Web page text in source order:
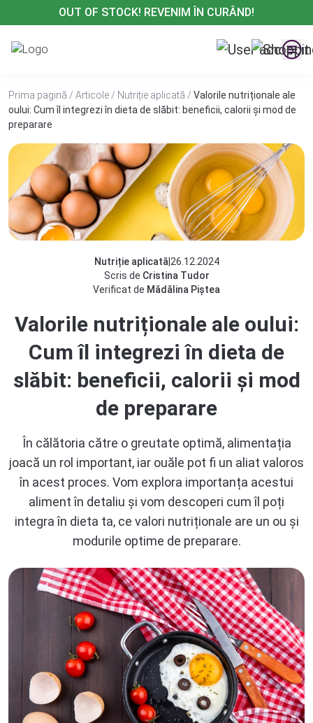
la
conținut
OUT OF STOCK! REVENIM ÎN CURÂND!
Prima pagină / Articole / Nutriție aplicată / Valorile nutriționale ale
oului: Cum îl integrezi în dieta de slăbit: beneficii, calorii și mod de
preparare
Nutriție aplicată 26.12.2024
Scris de Cristina Tudor
Verificat de Mădălina Piștea
Valorile nutriționale ale oului:
Cum îl integrezi în dieta de
slăbit: beneficii, calorii și mod
de preparare
În călătoria către o greutate optimă, alimentația
joacă un rol important, iar ouăle pot fi un aliat valoros
în acest proces. Vom explora importanța acestui
aliment în detaliu și vom descoperi cum îl poți
integra în dieta ta, ce valori nutriționale are un ou și
modurile optime de preparare.